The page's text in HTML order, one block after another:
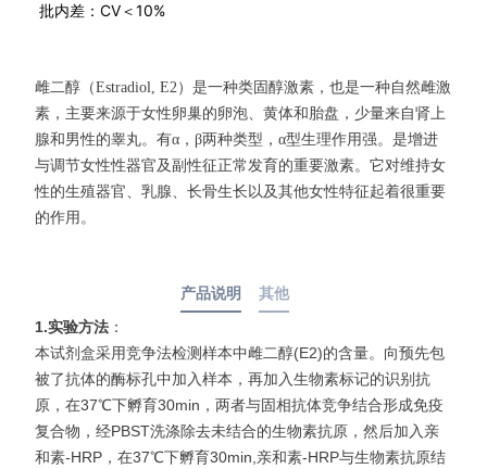
批内差：CV＜10%
雌二醇（Estradiol, E2）是一种类固醇激素，也是一种自然雌激
素，主要来源于女性卵巢的卵泡、黄体和胎盘，少量来自肾上
腺和男性的睾丸。有α，β两种类型，α型生理作用强。是增进
与调节女性性器官及副性征正常发育的重要激素。它对维持女
性的生殖器官、乳腺、长骨生长以及其他女性特征起着很重要
的作用。
产品说明 其他
1.实验方法 ：
本试剂盒采用竞争法检测样本中雌二醇(E2)的含量。向预先包
被了抗体的酶标孔中加入样本，再加入生物素标记的识别抗
原，在37℃下孵育30min，两者与固相抗体竞争结合形成免疫
复合物，经PBST洗涤除去未结合的生物素抗原，然后加入亲
和素-HRP，在37℃下孵育30min,亲和素-HRP与生物素抗原结